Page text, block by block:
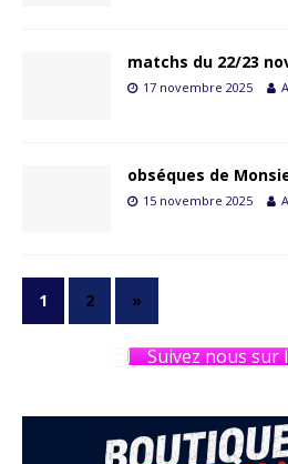
matchs du 22/23
17 novembre 2025
obséques de
15 novembre 2025
1 2 »
Suivez nous sur